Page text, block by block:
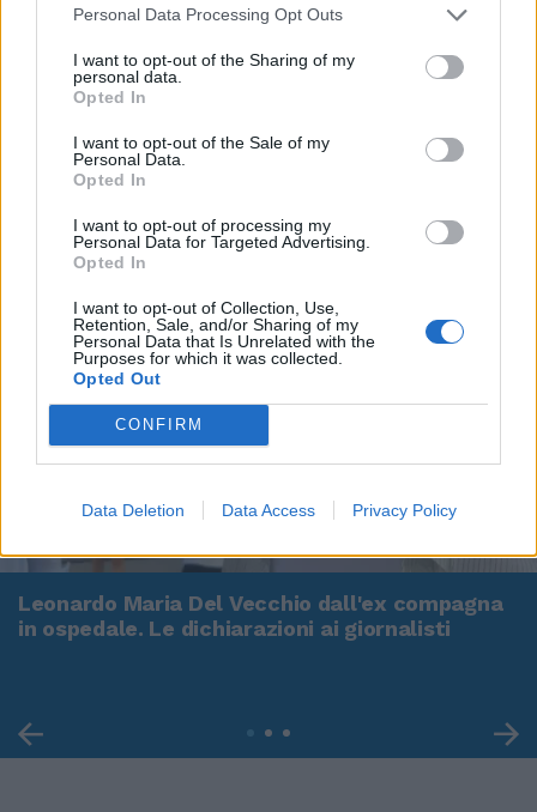
Personal Data Processing Opt Outs
I want to opt-out of the Sharing of my
personal data.
Opted In
I want to opt-out of the Sale of my
Personal Data.
Opted In
I want to opt-out of processing my
Personal Data for Targeted Advertising.
Opted In
I want to opt-out of Collection, Use,
Retention, Sale, and/or Sharing of my
Personal Data that Is Unrelated with the
Purposes for which it was collected.
Opted Out
CONFIRM
Data Deletion Data Access Privacy Policy
Leonardo Maria Del Vecchio dall'ex compagna
in ospedale. Le dichiarazioni ai giornalisti